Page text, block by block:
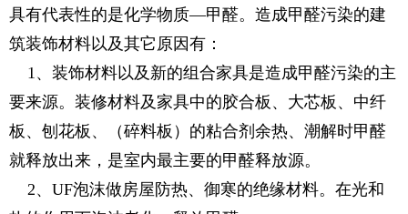
具有代表性的是化学物质—甲醛。造成甲醛污染的建
筑装饰材料以及其它原因有：
1、装饰材料以及新的组合家具是造成甲醛污染的主
要来源。装修材料及家具中的胶合板、大芯板、中纤
板、刨花板、（碎料板）的粘合剂余热、潮解时甲醛
就释放出来，是室内最主要的甲醛释放源。
2、UF泡沫做房屋防热、御寒的绝缘材料。在光和